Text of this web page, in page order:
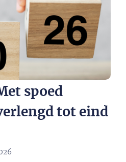
spoed
tot eind